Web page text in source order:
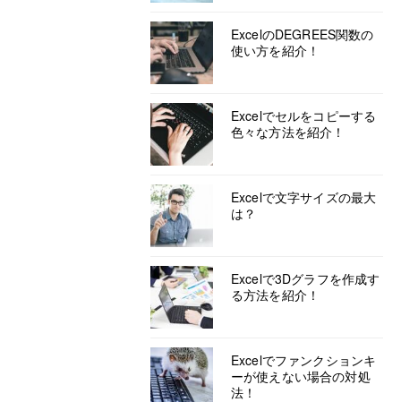
ExcelのDEGREES関数の
使い方を紹介！
Excelでセルをコピーする
色々な方法を紹介！
Excelで文字サイズの最大
は？
Excelで3Dグラフを作成す
る方法を紹介！
Excelでファンクションキ
ーが使えない場合の対処
法！